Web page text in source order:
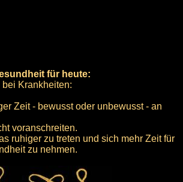
für heute:
Krankheiten:
Zeit - bewusst oder unbewusst - an
voranschreiten.
ruhiger zu treten und sich mehr Zeit für
zu nehmen.